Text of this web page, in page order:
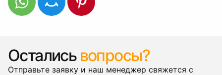
Остались вопросы?
Отправьте заявку и наш менеджер свяжется с